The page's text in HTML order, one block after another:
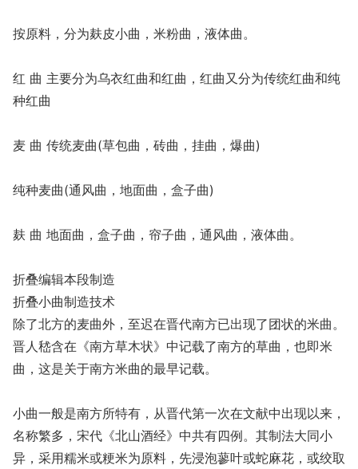
按原料，分为麸皮小曲，米粉曲，液体曲。
红 曲 主要分为乌衣红曲和红曲，红曲又分为传统红曲和纯
种红曲
麦 曲 传统麦曲(草包曲，砖曲，挂曲，爆曲)
纯种麦曲(通风曲，地面曲，盒子曲)
麸 曲 地面曲，盒子曲，帘子曲，通风曲，液体曲。
折叠编辑本段制造
折叠小曲制造技术
除了北方的麦曲外，至迟在晋代南方已出现了团状的米曲。
晋人嵇含在《南方草木状》中记载了南方的草曲，也即米
曲，这是关于南方米曲的最早记载。
小曲一般是南方所特有，从晋代第一次在文献中出现以来，
名称繁多，宋代《北山酒经》中共有四例。其制法大同小
异，采用糯米或粳米为原料，先浸泡蓼叶或蛇麻花，或绞取